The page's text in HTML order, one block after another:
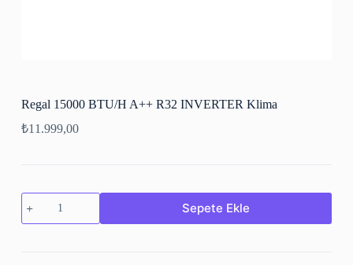
Regal 15000 BTU/H A++ R32 INVERTER Klima
₺11.999,00
Sepete Ekle